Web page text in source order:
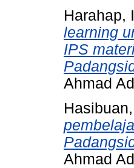
Harahap,
learning
IPS
Ahmad
Ahmad